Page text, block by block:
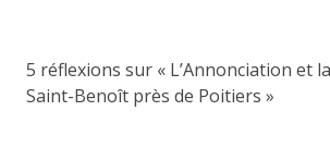
5 réflexions sur « L’Annonciation et
Saint-Benoît près de Poitiers »